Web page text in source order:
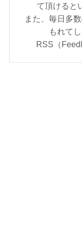
て頂けると
また、毎日多
もれて
RSS（